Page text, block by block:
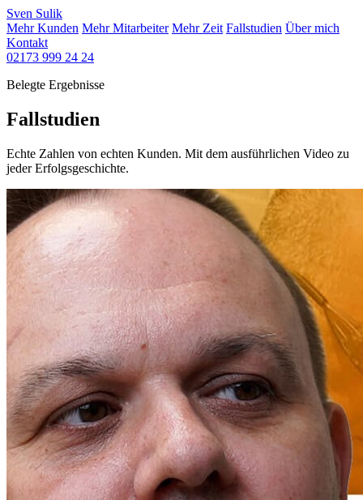
Sven Sulik
Mehr Kunden Mehr Mitarbeiter Mehr Zeit Fallstudien Über mich
Kontakt
02173 999 24 24
Belegte Ergebnisse
Fallstudien
Echte Zahlen von echten Kunden. Mit dem ausführlichen Video zu
jeder Erfolgsgeschichte.